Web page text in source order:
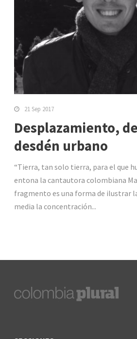
21 Sep 2017
Desplazamiento,
desdén urbano
“Tierra, tan solo tierra, para el que
entona la cantautora colombiana
fragmento es una forma de ilustrar
media la concentración...